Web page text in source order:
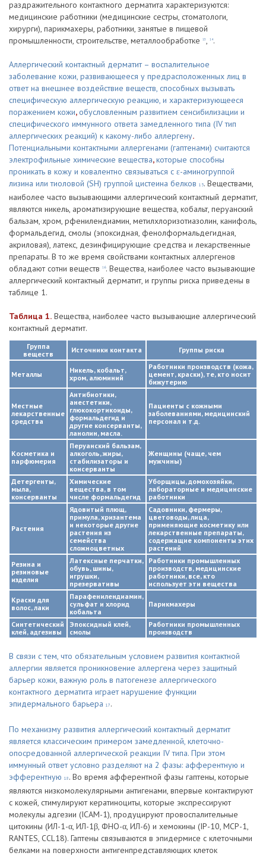
раздражительного контактного дерматита характеризуются:
медицинские работники (медицинские сестры, стоматологи,
хирурги), парикмахеры, работники, занятые в пищевой
промышленности, строительстве, металлообработке
13, 14.
Аллергический контактный дерматит – воспалительное
заболевание кожи, развивающееся у предрасположенных лиц в
ответ на внешнее воздействие веществ, способных вызывать
специфическую аллергическую реакцию, и характеризующееся
поражением кожи,обусловленным развитием сенсибилизации и
специфического иммунного ответа замедленного типа (IV тип
аллергических реакций) к какому-либо аллергену.
Потенциальными контактными аллергенами (гаптенами) считаются
электрофильные химические вещества,которые способны
проникать в кожу и ковалентно связываться с ε-аминогруппой
лизина или тиоловой (SH) группой цистеина белков 15. Веществами,
наиболее часто вызывающими аллергический контактный дерматит,
являются никель, ароматизирующие вещества, кобальт, перуанский
бальзам, хром, pфенилендиамин, метилхлоризотиазолин, канифоль,
формальдегид, смолы (эпоксидная, фенолформальдегидная,
акриловая), латекс, дезинфицирующие средства и лекарственные
препараты. В то же время свойствами контактных аллергенов
обладают сотни веществ
16. Вещества, наиболее часто вызывающие
аллергический контактный дерматит, и группы риска приведены в
таблице 1.
Таблица 1. Вещества, наиболее часто вызывающие аллергический
контактный дерматит.
Группа
веществ
Источники контакта Группы риска
Металлы
Никель, кобальт,
хром, алюминий
Работники производств (кожа,
цемент, краски), те, кто носит
бижутерию
Местные
лекарственные
средства
Антибиотики,
анестетики,
глюкокортикоиды,
формальдегид и
другие консерванты,
ланолин, масла.
Пациенты с кожными
заболеваниями, медицинский
персонал и т.д.
Косметика и
парфюмерия
Перуанский бальзам,
алкоголь, жиры,
стабилизаторы и
консерванты
Женщины (чаще, чем
мужчины)
Детергенты,
мыла,
консерванты
Химические
вещества, в том
числе формальдегид
Уборщицы, домохозяйки,
лабораторные и медицинские
работники
Растения
Ядовитый плющ,
примула, хризантема
и некоторые другие
растения из
семейства
сложноцветных
Садовники, фермеры,
цветоводы, лица,
применяющие косметику или
лекарственные препараты,
содержащие компоненты этих
растений
Резина и
резиновые
изделия
Латексные перчатки,
обувь, шины,
игрушки,
презервативы
Работники промышленных
производств, медицинские
работники, все, кто
использует эти вещества
Краски для
волос, лаки
Парафенилендиамин,
сульфат и хлорид
кобальта
Парикмахеры
Синтетический
клей, адгезивы
Эпоксидный клей,
смолы
Работники промышленных
производств
В связи с тем, что обязательным условием развития контактной
аллергии является проникновение аллергена через защитный
барьер кожи, важную роль в патогенезе аллергического
контактного дерматита играет нарушение функции
эпидермального барьера 17 .
По механизму развития аллергический контактный дерматит
является классическим примером замедленной, клеточно-
опосредованной аллергической реакции IV типа. При этом
иммунный ответ условно разделяют на 2 фазы: афферентную и
эфферентную 18 . Во время афферентной фазы гаптены, которые
являются низкомолекулярными антигенами, впервые контактируют
с кожей, стимулируют кератиноциты, которые экспрессируют
молекулы адгезии (ICAM-1), продуцируют провоспалительные
цитокины (ИЛ-1-α, ИЛ-1β, ФНО-α, ИЛ-6) и хемокины (IP-10, MCP-1,
RANTES, CCL18). Гаптены связываются в эпидермисе с клеточными
белками на поверхности антигенпредставляющих клеток